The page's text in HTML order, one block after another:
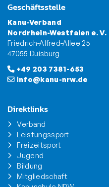
Geschäftsstelle
Kanu-Verband
Nordrhein-Westfalen e. V.
Friedrich-Alfred-Allee 25
47055 Duisburg
+49 203 7381-653
info@kanu-nrw.de
Direktlinks
Verband
Leistungssport
Freizeitsport
Jugend
Bildung
Mitgliedschaft